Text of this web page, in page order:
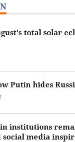
total solar
Putin hides
institutions
social media